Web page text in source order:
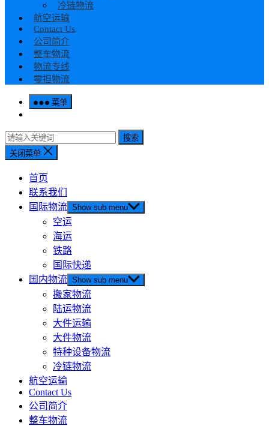
冷链物流
航空运输
Contact Us
公司简介
整车物流
物流专线
零担物流
菜单
搜索
关闭菜单
首页
联系我们
国际物流 Show sub menu
空运
海运
铁路
国际快递
国内物流 Show sub menu
搬家物流
陆运物流
大件运输
大件物流
特种设备物流
冷链物流
航空运输
Contact Us
公司简介
整车物流